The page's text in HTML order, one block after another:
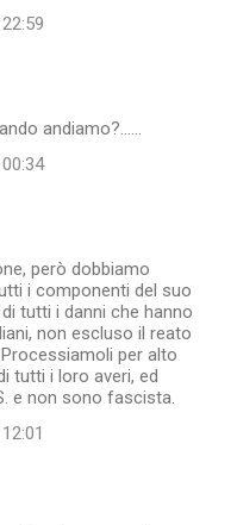
andiamo?......
però dobbiamo
i componenti del suo
tutti i danni che hanno
non escluso il reato
per alto
tutti i loro averi, ed
e non sono fascista.